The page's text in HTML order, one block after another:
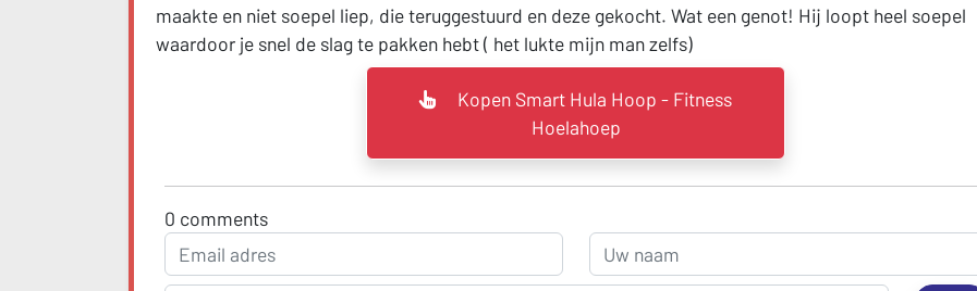
maakte en niet soepel liep, die teruggestuurd en deze gekocht. Wat een genot! Hij loopt heel soepel
waardoor je snel de slag te pakken hebt ( het lukte mijn man zelfs)
Kopen Smart Hula Hoop - Fitness
Hoelahoep
0 comments